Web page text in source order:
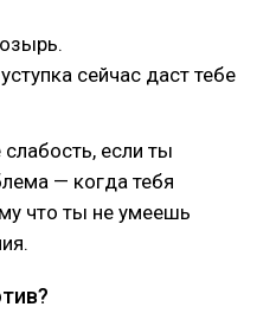
сейчас даст тебе
если ты
— когда тебя
что ты не умеешь